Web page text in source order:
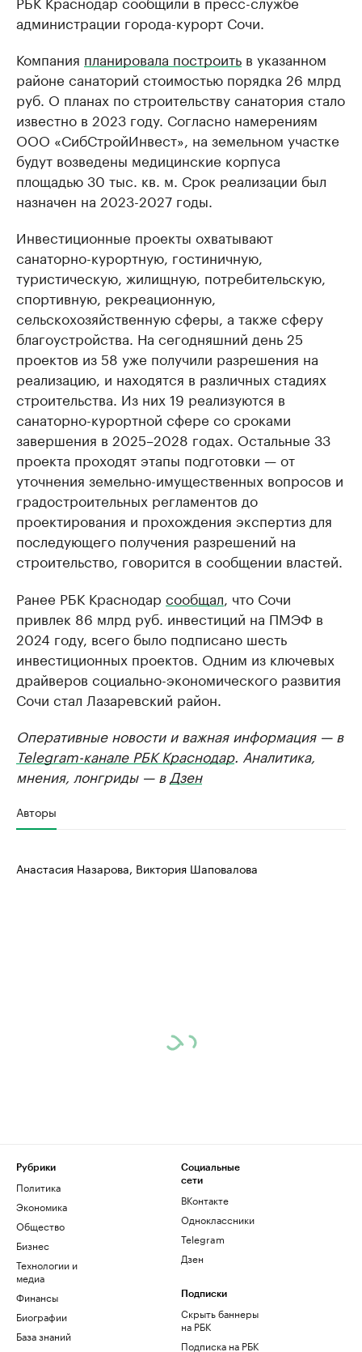
администрации города-курорт Сочи.
Компания планировала построить в указанном
районе санаторий стоимостью порядка 26 млрд
руб. О планах по строительству санатория стало
известно в 2023 году. Согласно намерениям
ООО «СибСтройИнвест», на земельном участке
будут возведены медицинские корпуса
площадью 30 тыс. кв. м. Срок реализации был
назначен на 2023-2027 годы.
Инвестиционные проекты охватывают
санаторно-курортную, гостиничную,
туристическую, жилищную, потребительскую,
спортивную, рекреационную,
сельскохозяйственную сферы, а также сферу
благоустройства. На сегодняшний день 25
проектов из 58 уже получили разрешения на
реализацию, и находятся в различных стадиях
строительства. Из них 19 реализуются в
санаторно-курортной сфере со сроками
завершения в 2025–2028 годах. Остальные 33
проекта проходят этапы подготовки — от
уточнения земельно-имущественных вопросов и
градостроительных регламентов до
проектирования и прохождения экспертиз для
последующего получения разрешений на
строительство, говорится в сообщении властей.
Ранее РБК Краснодар сообщал , что Сочи
привлек 86 млрд руб. инвестиций на ПМЭФ в
2024 году, всего было подписано шесть
инвестиционных проектов. Одним из ключевых
драйверов социально-экономического развития
Сочи стал Лазаревский район.
Оперативные новости и важная информация — в
Telegram-канале РБК Краснодар. Аналитика,
мнения, лонгриды — в Дзен
Авторы
Анастасия Назарова, Виктория Шаповалова
Рубрики
Политика
Экономика
Общество
Бизнес
Технологии и
медиа
Финансы
Биографии
База знаний
Социальные
сети
ВКонтакте
Одноклассники
Telegram
Дзен
Подписки
Скрыть баннеры
на РБК
Подписка на РБК